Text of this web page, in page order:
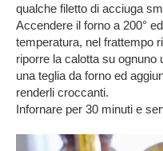
qualche filetto di acciuga
Accendere il forno a 200°
temperatura, nel frattempo
riporre la calotta su ognuno
una teglia da forno ed
renderli croccanti.
Infornare per 30 minuti e